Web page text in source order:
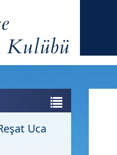
Uca